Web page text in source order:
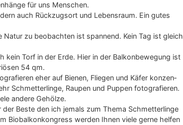
für uns Men­schen.
auch Rück­zugs­ort und Lebens­raum. Ein gutes
zu beob­ach­ten ist span­nend. Kein Tag ist gleich
kein Torf in der Erde. Hier in der Bal­kon­be­we­gung ist
54 qm.
eher auf Bie­nen, Flie­gen und Käfer kon­zen­
Schmet­ter­lin­ge, Rau­pen und Pup­pen foto­gra­fie­ren.
ande­re Gehöl­ze.
Bes­te den ich jemals zum The­ma Schmet­ter­lin­ge
Bio­bal­kon­kon­gress wer­den Ihnen vie­le ger­ne hel­fen